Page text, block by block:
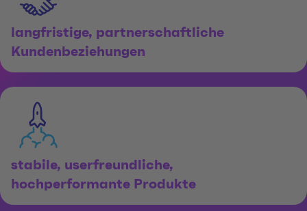
langfristige, partnerschaftliche
Kundenbeziehungen
stabile, userfreundliche,
hochperformante Produkte